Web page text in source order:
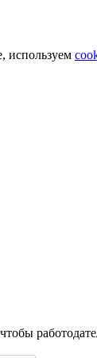
используем